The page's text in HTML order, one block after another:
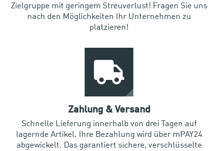
Zielgruppe mit geringem Streuverlust! Fragen Sie uns
nach den Möglichkeiten Ihr Unternehmen zu
platzieren!
Zahlung & Versand
Schnelle Lieferung innerhalb von drei Tagen auf
lagernde Artikel. Ihre Bezahlung wird über mPAY24
abgewickelt. Das garantiert sichere, verschlüsselte